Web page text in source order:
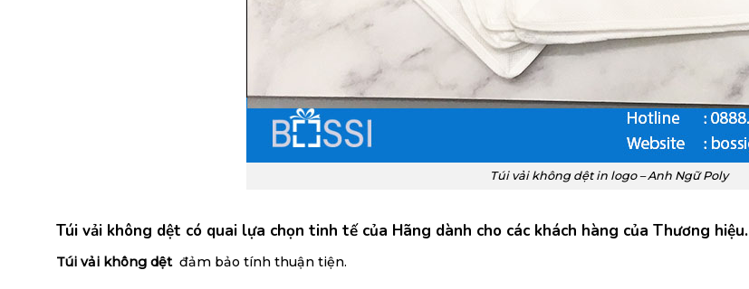
Túi vải không dệt in logo – Anh Ngữ Poly
Túi vải không dệt có quai lựa chọn tinh tế của Hãng dành cho các khách hàng của Thương hiệu.
Túi vải không dệt đảm bảo tính thuận tiện.